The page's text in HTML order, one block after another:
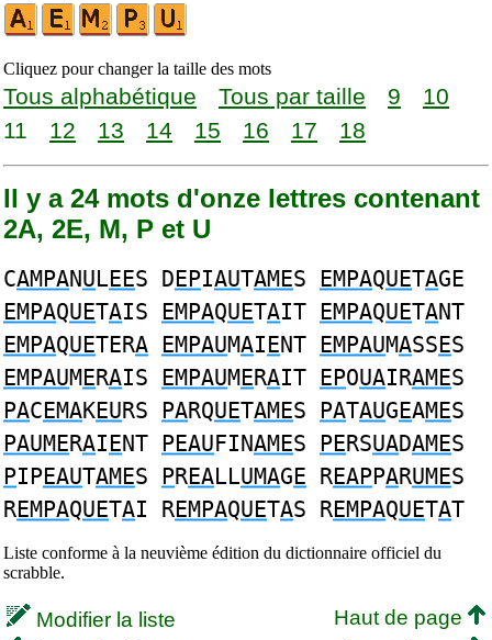
Cliquez pour changer la taille des mots
Tous alphabétique Tous par taille 9
10
11
12 13 14 15 16 17 18
Il y a 24 mots d'onze lettres contenant
2A, 2E, M, P et U
CAMPANULEES DEPIAUTAMES EMPAQUETAGE
EMPAQUETAIS EMPAQUETAIT EMPAQUETANT
EMPAQUETERA EMPAUMAIENT EMPAUMASSES
EMPAUMERAIS EMPAUMERAIT EPOUAIRAMES
PACEMAKEURS PARQUETAMES PATAUGEAMES
PAUMERAIENT PEAUFINAMES PERSUADAMES
PIPEAUTAMES PREALLUMAGE REAPPARUMES
REMPAQUETAI REMPAQUETAS REMPAQUETAT
Liste conforme à la neuvième édition du dictionnaire officiel du
scrabble.
Modifier la liste
Haut de page